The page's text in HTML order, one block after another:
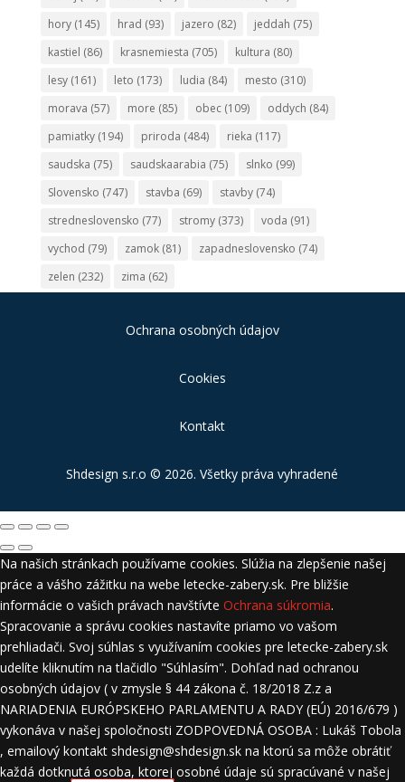
hory(145) hrad (93) jazero (82) jeddah (75)
kastiel (86) krasnemiesta (705) kultura (80)
lesy(161) leto (173) ludia (84) mesto (310)
morava (57) more (85) obec(109) oddych (84)
pamiatky(194) priroda (484) rieka (117)
saudska (75) saudskaarabia (75) slnko (99)
Slovensko (747) stavba (69) stavby(74)
stredneslovensko (77) stromy(373) voda (91)
vychod (79) zamok(81) zapadneslovensko (74)
zelen (232) zima (62)
Ochrana osobných údajov
Cookies
Kontakt
Shdesign s.r.o © 2026. Všetky práva vyhradené
Na našich stránkach používame cookies. Slúžia na zlepšenie našej
práce a vášho zážitku na webe letecke-zabery.sk. Pre bližšie
informácie o vašich právach navštívte Ochrana súkromia.
Spracovanie a správu cookies nastavíte priamo vo vašom
prehliadači. Svoj súhlas s využívaním cookies pre letecke-zabery.sk
udelíte kliknutím na tlačidlo "Súhlasím". Dohľad nad ochranou
osobných údajov ( v zmysle § 44 zákona č. 18/2018 Z.z a
NARIADENIA EURÓPSKEHO PARLAMENTU A RADY (EÚ) 2016/679 )
vykonáva v našej spoločnosti ZODPOVEDNÁ OSOBA : Lukáš Tobola
, emailový kontakt shdesign@shdesign.sk na ktorú sa môže obrátiť
každá dotknutá osoba, ktorej osobné údaje sú spracúvané v našej